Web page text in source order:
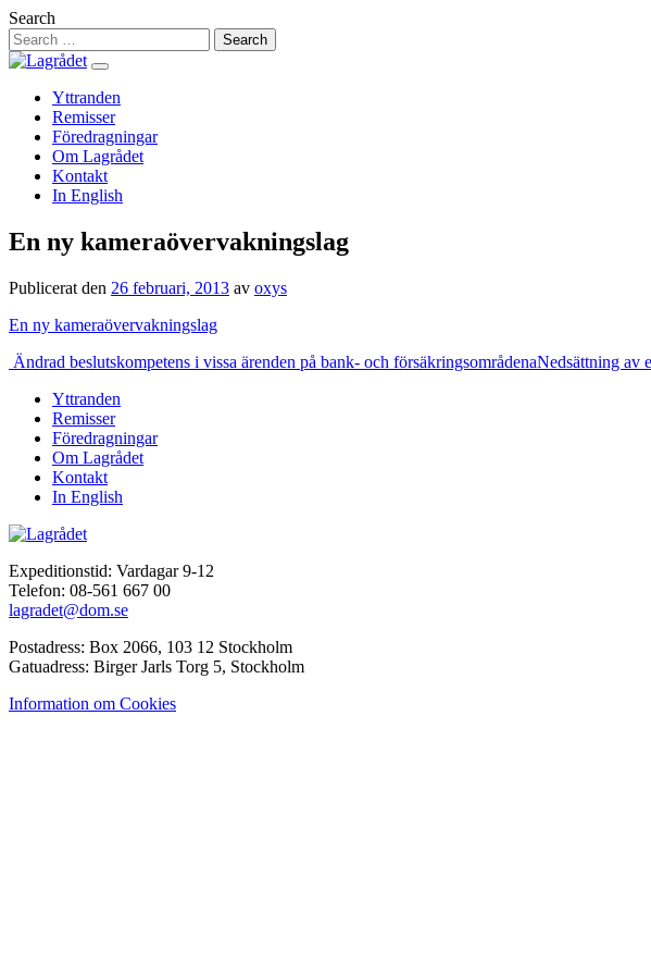
Hoppa
till
innehåll
Search
Yttranden
Remisser
Föredragningar
Om Lagrådet
Kontakt
In English
En ny kameraövervakningslag
Publicerat den 26 februari, 2013 av oxys
En ny kameraövervakningslag
Inläggsnavigering
Ändrad beslutskompetens i vissa ärenden på bank- och försäkringsområdenaNedsättning av
Yttranden
Remisser
Föredragningar
Om Lagrådet
Kontakt
In English
Expeditionstid: Vardagar 9-12
Telefon: 08-561 667 00
lagradet@dom.se
Postadress: Box 2066, 103 12 Stockholm
Gatuadress: Birger Jarls Torg 5, Stockholm
Information om Cookies